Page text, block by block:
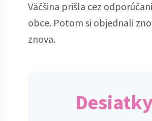
Väčšina prišla cez
obce. Potom si objednali
znova.